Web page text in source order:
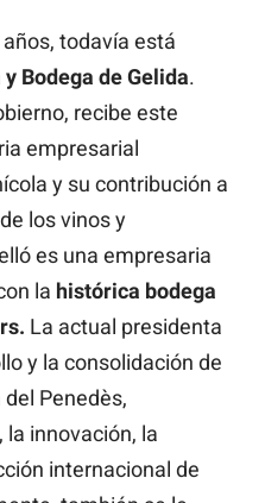
todavía está
Bodega de Gelida.
recibe este
empresarial
y su contribución a
los vinos y
es una empresaria
la histórica bodega
La actual presidenta
y la consolidación de
Penedès,
la innovación, la
internacional de